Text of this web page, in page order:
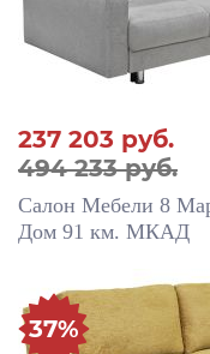
237 203 руб.
494 233 руб.
Салон Мебели 8
Дом 91 км. МКАД
37%